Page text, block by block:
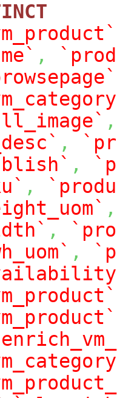
,
,
,
,
,
,
,
,